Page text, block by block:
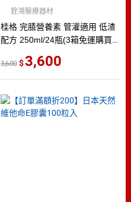
桂格 完膳營養素 管灌適用 低渣
配方 250ml/24瓶(3箱免運購買
銓鴻醫療器材
3,600 3,600